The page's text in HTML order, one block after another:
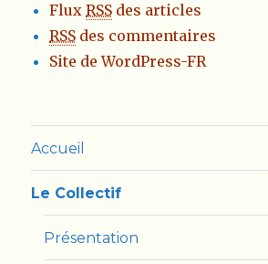
FluxRSS des articles
RSS des commentaires
Site de WordPress-FR
Accueil
Le Collectif
Présentation